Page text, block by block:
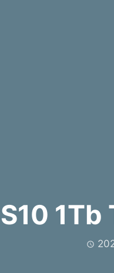
